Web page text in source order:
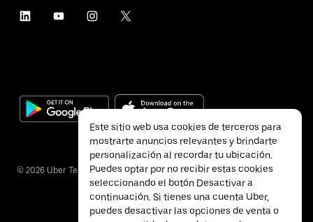
© 2026 Uber Technologies Inc.
Este sitio web usa cookies de terceros para
mostrarte anuncios relevantes y brindarte
personalización al recordar tu ubicación.
Puedes optar por no recibir estas cookies
seleccionando el botón Desactivar a
continuación. Si tienes una cuenta Uber,
puedes desactivar las opciones de venta o